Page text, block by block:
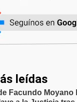
leídas
Facundo Moyano